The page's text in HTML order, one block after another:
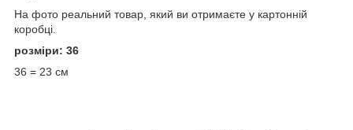
На фото реальний товар, який ви отримаєте у картонній
коробці.
розміри: 36
36 = 23 см